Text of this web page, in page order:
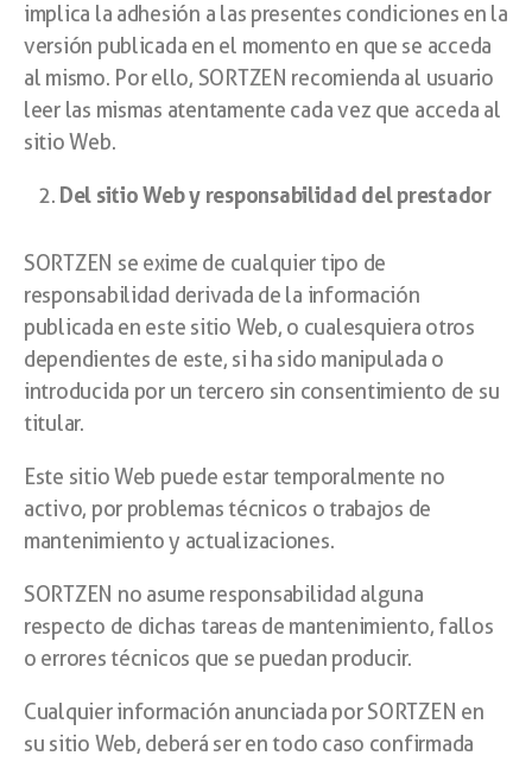
implica la adhesión a las presentes condiciones en la
versión publicada en el momento en que se acceda
al mismo. Por ello, SORTZEN recomienda al usuario
leer las mismas atentamente cada vez que acceda al
sitio Web.
Del sitio Web y responsabilidad del prestador
SORTZEN se exime de cualquier tipo de
responsabilidad derivada de la información
publicada en este sitio Web, o cualesquiera otros
dependientes de este, si ha sido manipulada o
introducida por un tercero sin consentimiento de su
titular.
Este sitio Web puede estar temporalmente no
activo, por problemas técnicos o trabajos de
mantenimiento y actualizaciones.
SORTZEN no asume responsabilidad alguna
respecto de dichas tareas de mantenimiento, fallos
o errores técnicos que se puedan producir.
Cualquier información anunciada por SORTZEN en
su sitio Web, deberá ser en todo caso confirmada